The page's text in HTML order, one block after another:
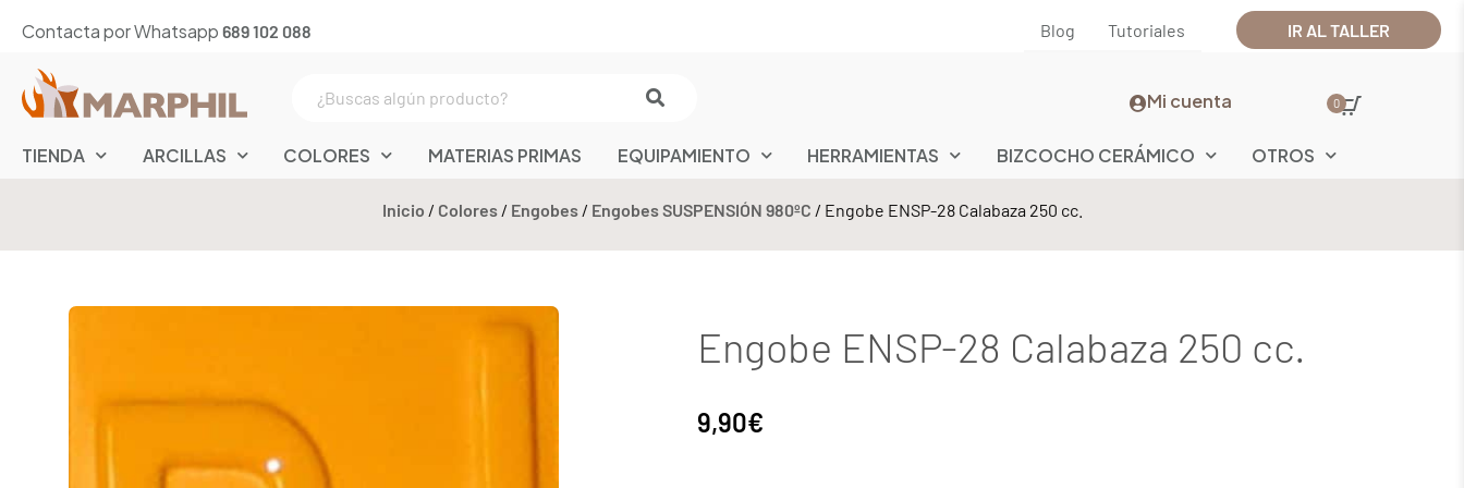
Contacta por Whatsapp 689 102 088 Blog Tutoriales IR AL TALLER
Mi cuenta 0
TIENDA ARCILLAS COLORES MATERIAS PRIMAS EQUIPAMIENTO HERRAMIENTAS BIZCOCHO CERÁMICO OTROS
Inicio / Colores/ Engobes/ Engobes SUSPENSIÓN 980ºC / Engobe ENSP-28 Calabaza 250 cc.
Engobe ENSP-28 Calabaza 250 cc.
9,90€